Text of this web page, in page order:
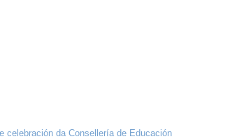
celebración da Consellería de Educación